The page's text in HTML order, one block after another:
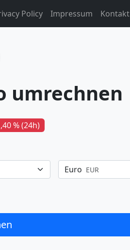
Policy Impressum Kontakt
umrechnen
% (24h)
Euro EUR